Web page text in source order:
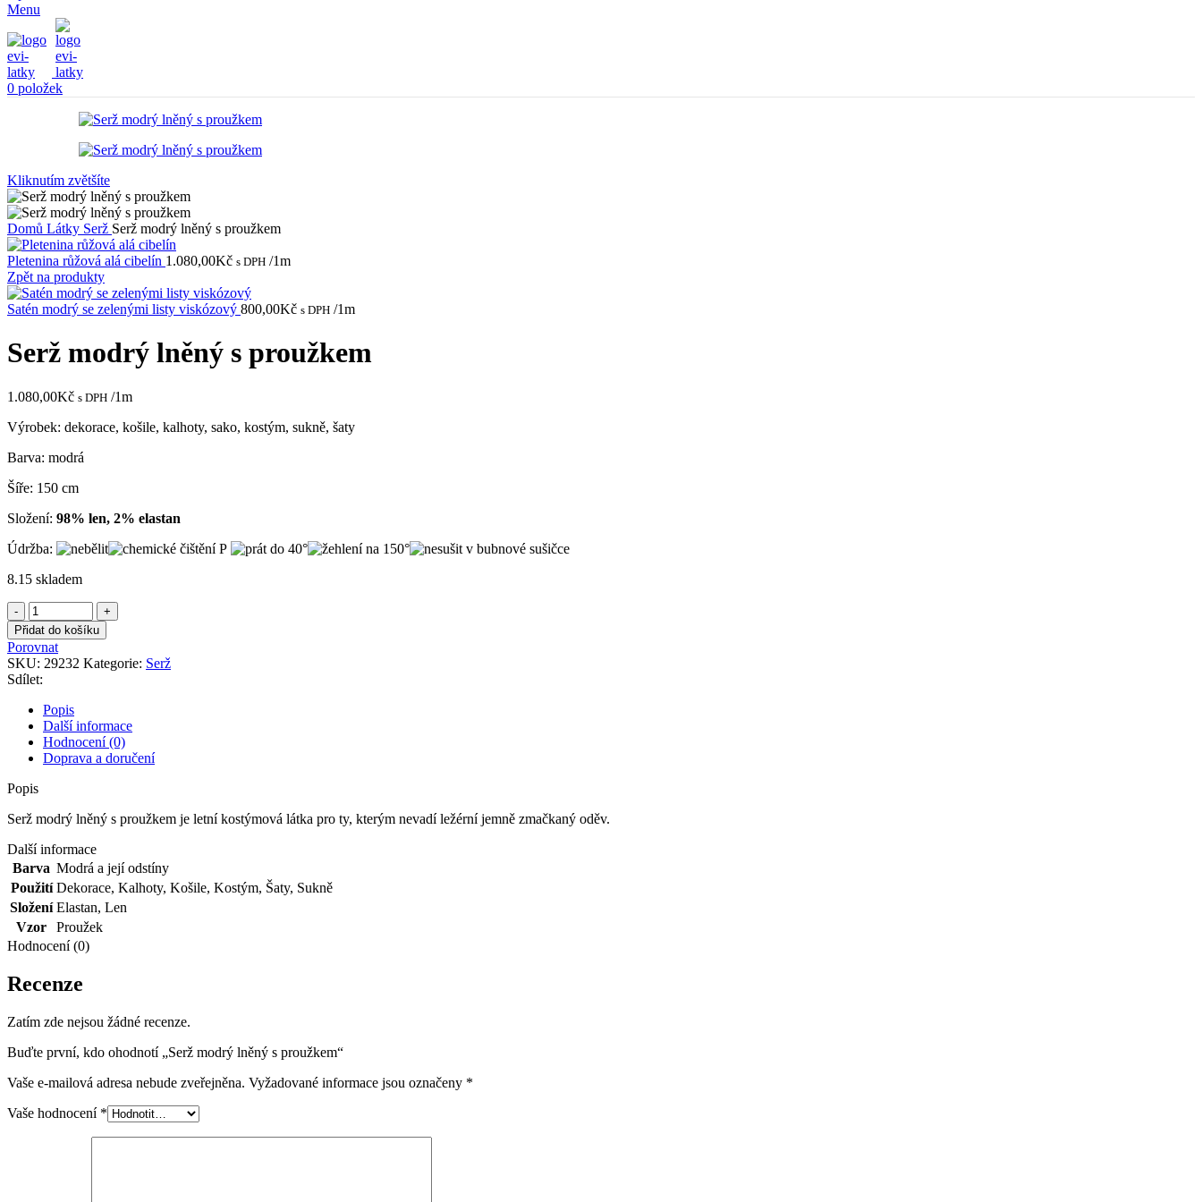
Menu
0 položek
Kliknutím zvětšíte
Domů Látky Serž Serž modrý lněný s proužkem
Pletenina růžová alá cibelín 1.080,00Kč s DPH /1m
Zpět na produkty
Satén modrý se zelenými listy viskózový 800,00Kč s DPH /1m
Serž modrý lněný s proužkem
1.080,00Kč s DPH /1m
Výrobek: dekorace, košile, kalhoty, sako, kostým, sukně, šaty
Barva: modrá
Šíře: 150 cm
Složení: 98% len, 2% elastan
Údržba:
8.15 skladem
Serž
modrý
lněný
s
proužkem
množství
Přidat do košíku
Porovnat
SKU: 29232 Kategorie: Serž
Sdílet:
Popis
Další informace
Hodnocení (0)
Doprava a doručení
Popis
Serž modrý lněný s proužkem je letní kostýmová látka pro ty, kterým nevadí ležérní jemně zmačkaný oděv.
Další informace
Barva Modrá a její odstíny
Použití Dekorace, Kalhoty, Košile, Kostým, Šaty, Sukně
Složení Elastan, Len
Vzor
Proužek
Hodnocení (0)
Recenze
Zatím zde nejsou žádné recenze.
Buďte první, kdo ohodnotí „Serž modrý lněný s proužkem“
Vaše e-mailová adresa nebude zveřejněna. Vyžadované informace jsou označeny *
Vaše hodnocení *